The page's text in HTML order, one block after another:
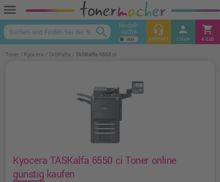
menu
keyboard_arrow_up
search Modell-
suche headset_mic
KONTAKT
person
LOGIN
shopping_cart
€ 0,00
Toner Kyocera TASKalfa TASKalfa 6550 ci
Kyocera TASKalfa 6550 ci Toner online
günstig kaufen